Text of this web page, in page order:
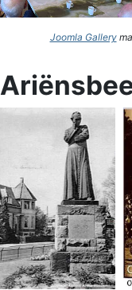
Joomla Gallery